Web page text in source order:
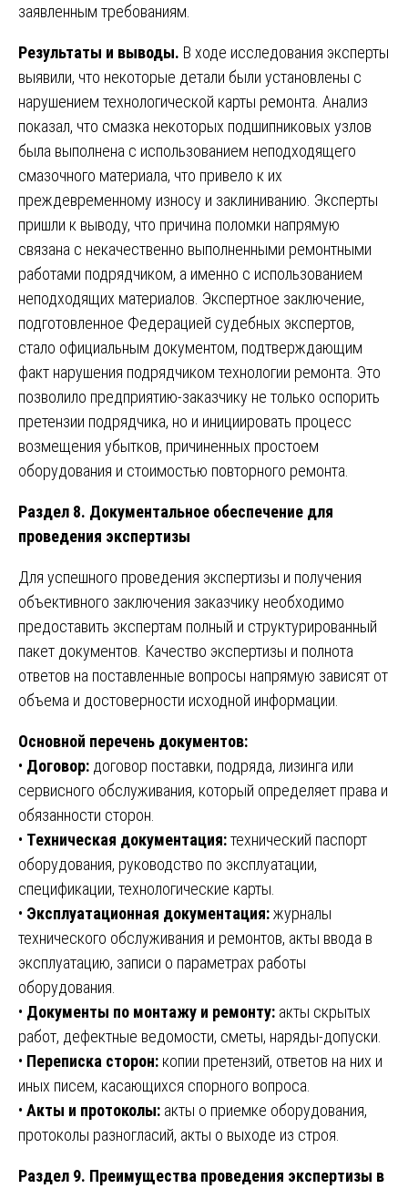
заявленным требованиям.
Результаты и выводы. В ходе исследования эксперты
выявили, что некоторые детали были установлены с
нарушением технологической карты ремонта. Анализ
показал, что смазка некоторых подшипниковых узлов
была выполнена с использованием неподходящего
смазочного материала, что привело к их
преждевременному износу и заклиниванию. Эксперты
пришли к выводу, что причина поломки напрямую
связана с некачественно выполненными ремонтными
работами подрядчиком, а именно с использованием
неподходящих материалов. Экспертное заключение,
подготовленное Федерацией судебных экспертов,
стало официальным документом, подтверждающим
факт нарушения подрядчиком технологии ремонта. Это
позволило предприятию-заказчику не только оспорить
претензии подрядчика, но и инициировать процесс
возмещения убытков, причиненных простоем
оборудования и стоимостью повторного ремонта.
Раздел 8. Документальное обеспечение для
проведения экспертизы
Для успешного проведения экспертизы и получения
объективного заключения заказчику необходимо
предоставить экспертам полный и структурированный
пакет документов. Качество экспертизы и полнота
ответов на поставленные вопросы напрямую зависят от
объема и достоверности исходной информации.
Основной перечень документов:
• Договор: договор поставки, подряда, лизинга или
сервисного обслуживания, который определяет права и
обязанности сторон.
• Техническая документация:технический паспорт
оборудования, руководство по эксплуатации,
спецификации, технологические карты.
• Эксплуатационная документация:журналы
технического обслуживания и ремонтов, акты ввода в
эксплуатацию, записи о параметрах работы
оборудования.
• Документы по монтажу и ремонту: акты скрытых
работ, дефектные ведомости, сметы, наряды-допуски.
• Переписка сторон: копии претензий, ответов на них и
иных писем, касающихся спорного вопроса.
• Акты и протоколы: акты о приемке оборудования,
протоколы разногласий, акты о выходе из строя.
Раздел 9. Преимущества проведения экспертизы в